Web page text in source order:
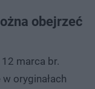
obejrzeć
marca br.
oryginałach